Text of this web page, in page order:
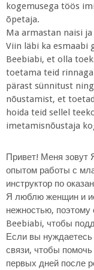
kogemusega töös
õpetaja.
Ma armastan naisi
Viin läbi ka
Beebiabi, et olla
toetama teid
pärast sünnitust
nõustamist, et
hoida teid sellel
imetamisnõustaja
Привет! Меня зовут
опытом работы с
инструктор по
Я люблю женщин и
нежностью,
Beebiabi, чтобы
Если вы нуждаетесь
связи, чтобы
первых дней после